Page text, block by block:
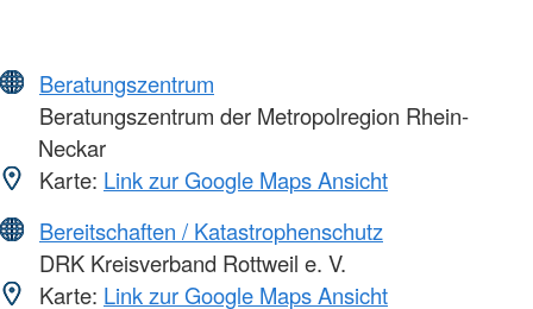
Beratungszentrum
Beratungszentrum der Metropolregion Rhein-
Neckar
Karte: Link zur Google Maps Ansicht
Bereitschaften / Katastrophenschutz
DRK Kreisverband Rottweil e. V.
Karte: Link zur Google Maps Ansicht